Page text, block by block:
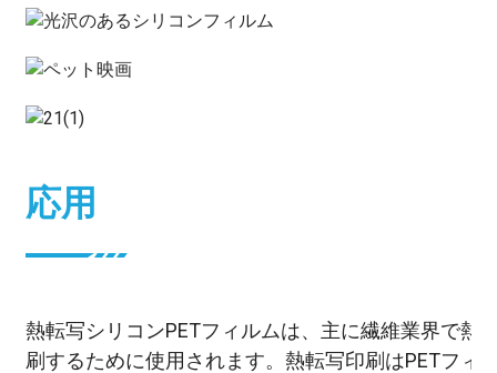
応用
熱転写シリコンPETフィルムは、主に繊維業界で熱
刷するために使用されます。熱転写印刷はPETフィ